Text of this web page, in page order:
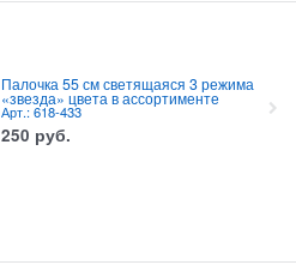
Палочка 55 см светящаяся 3 режима
«звезда» цвета в ассортименте
Арт.: 618-433
250 руб.